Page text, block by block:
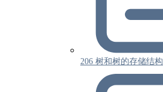
206 树和树的存储结构